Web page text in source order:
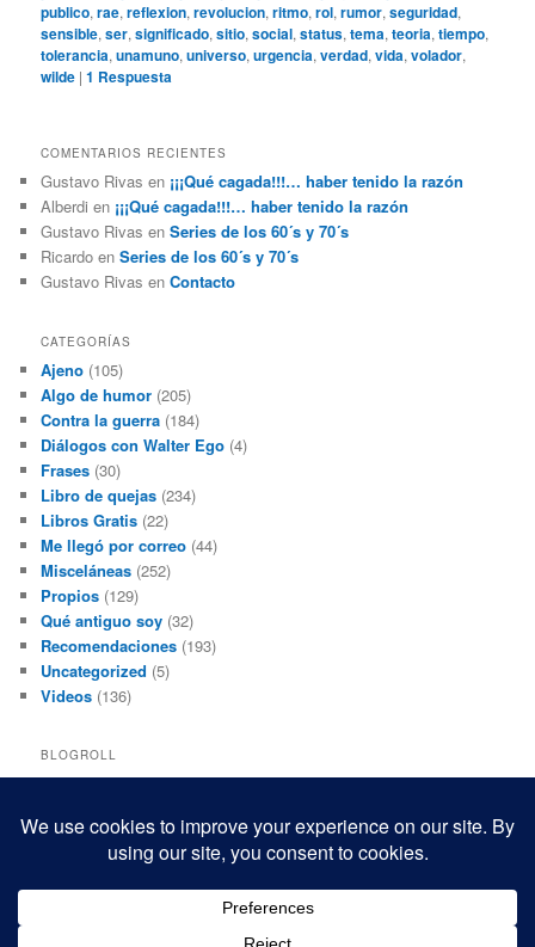
publico,rae,reflexion,revolucion,ritmo,rol,rumor,seguridad,
sensible,ser,significado,sitio,social,status,tema,teoria,tiempo,
tolerancia,unamuno,universo,urgencia,verdad,vida,volador,
wilde |1 Respuesta
COMENTARIOS RECIENTES
Gustavo Rivas en ¡¡¡Qué cagada!!!… haber tenido la razón
Alberdi en ¡¡¡Qué cagada!!!… haber tenido la razón
Gustavo Rivas enSeries de los 60´s y 70´s
Ricardo enSeries de los 60´s y 70´s
Gustavo Rivas enContacto
CATEGORÍAS
Ajeno (105)
Algo de humor (205)
Contra la guerra (184)
Diálogos con Walter Ego (4)
Frases (30)
Libro de quejas (234)
Libros Gratis (22)
Me llegó por correo (44)
Misceláneas (252)
Propios (129)
Qué antiguo soy (32)
Recomendaciones (193)
Uncategorized (5)
Videos (136)
BLOGROLL
Black and White Power
Mis macrofotografías
Teresita Rivas